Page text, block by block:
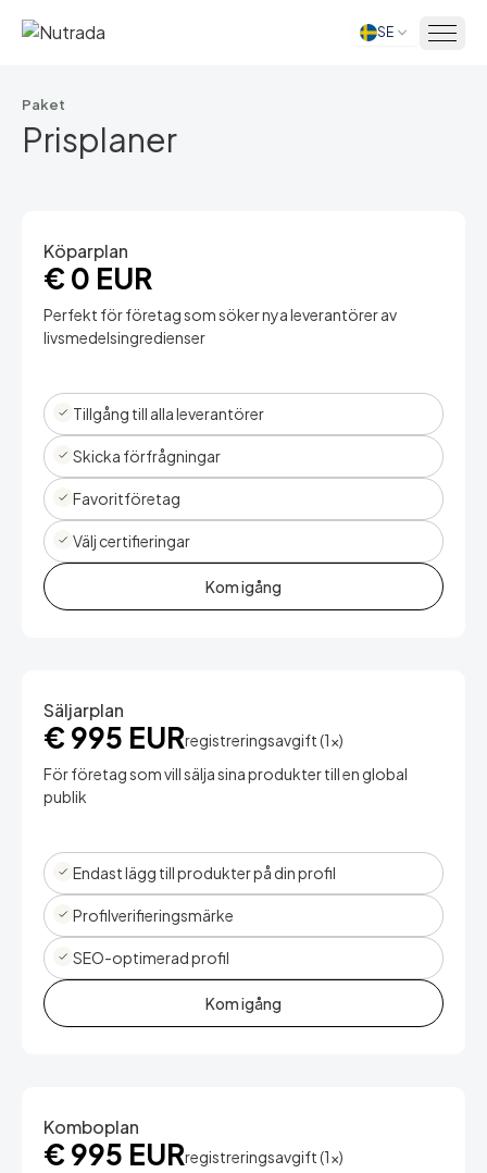
Hem SE
Paket
Prisplaner
Köparplan
€ 0 EUR
Perfekt för företag som söker nya leverantörer av
livsmedelsingredienser
Tillgång till alla leverantörer
Skicka förfrågningar
Favoritföretag
Välj certifieringar
Kom igång
Säljarplan
€ 995 EURregistreringsavgift (1x)
För företag som vill sälja sina produkter till en global
publik
Endast lägg till produkter på din profil
Profilverifieringsmärke
SEO-optimerad profil
Kom igång
Komboplan
€ 995 EURregistreringsavgift (1x)